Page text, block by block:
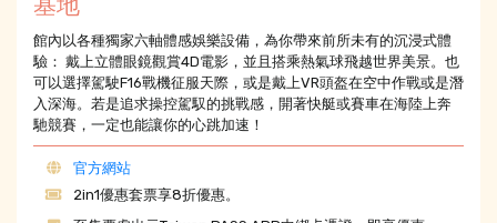
館內以各種獨家六軸體感娛樂設備，為你帶來前所未有的沉浸式體
驗： 戴上立體眼鏡觀賞4D電影，並且搭乘熱氣球飛越世界美景。也
可以選擇駕駛F16戰機征服天際，或是戴上VR頭盔在空中作戰或是潛
入深海。若是追求操控駕馭的挑戰感，開著快艇或賽車在海陸上奔
馳競賽，一定也能讓你的心跳加速！
官方網站
2in1優惠套票享8折優惠。